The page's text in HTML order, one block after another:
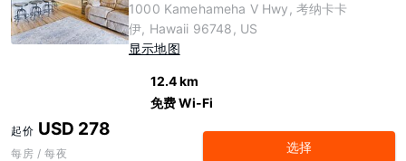
1000 Kamehameha V Hwy, 考纳卡卡
伊, Hawaii 96748, US
显示地图
12.4 km
免费 Wi-Fi
起价 USD 278
每房 / 每夜 选择